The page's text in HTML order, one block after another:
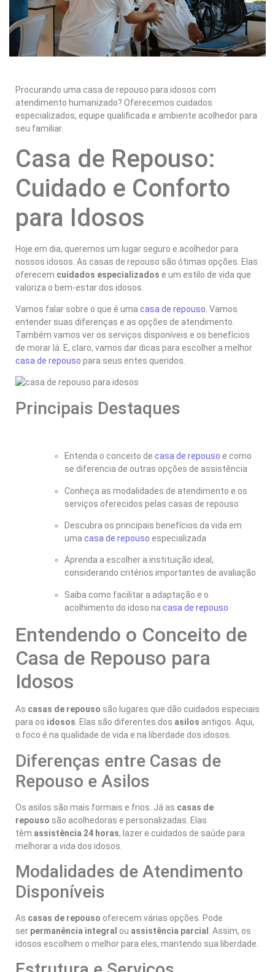
Procurando uma casa de repouso para idosos com
atendimento humanizado? Oferecemos cuidados
especializados, equipe qualificada e ambiente acolhedor para
seu familiar.
Casa de Repouso:
Cuidado e Conforto
para Idosos
Hoje em dia, queremos um lugar seguro e acolhedor para
nossos idosos. As casas de repouso são ótimas opções. Elas
oferecem cuidados especializados e um estilo de vida que
valoriza o bem-estar dos idosos.
Vamos falar sobre o que é uma casa de repouso . Vamos
entender suas diferenças e as opções de atendimento.
Também vamos ver os serviços disponíveis e os benefícios
de morar lá. E, claro, vamos dar dicas para escolher a melhor
casa de repouso para seus entes queridos.
Principais Destaques
Entenda o conceito de casa de repouso e como
se diferencia de outras opções de assistência
Conheça as modalidades de atendimento e os
serviços oferecidos pelas casas de repouso
Descubra os principais benefícios da vida em
uma casa de repouso especializada
Aprenda a escolher a instituição ideal,
considerando critérios importantes de avaliação
Saiba como facilitar a adaptação e o
acolhimento do idoso na casa de repouso
Entendendo o Conceito de
Casa de Repouso para
Idosos
As casas de repouso são lugares que dão cuidados especiais
para os idosos . Elas são diferentes dos asilos antigos. Aqui,
o foco é na qualidade de vida e na liberdade dos idosos.
Diferenças entre Casas de
Repouso e Asilos
Os asilos são mais formais e frios. Já as casas de
repouso são acolhedoras e personalizadas. Elas
têm assistência 24 horas, lazer e cuidados de saúde para
melhorar a vida dos idosos.
Modalidades de Atendimento
Disponíveis
As casas de repouso oferecem várias opções. Pode
ser permanência integral ou assistência parcial
. Assim, os
idosos escolhem o melhor para eles, mantendo sua liberdade.